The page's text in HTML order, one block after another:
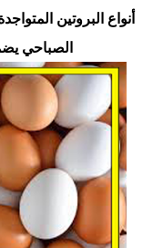
أنواع البروتين
الصباحي